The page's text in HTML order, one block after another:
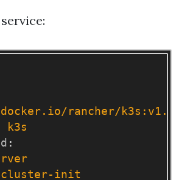
docker.io/rancher/
k3s
:
init